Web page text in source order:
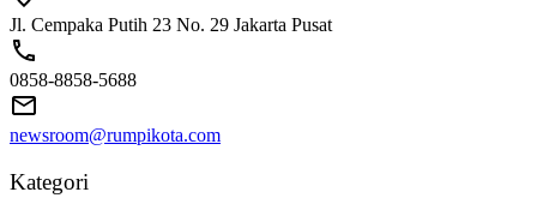
Jl. Cempaka Putih 23 No. 29 Jakarta Pusat
0858-8858-5688
newsroom@rumpikota.com
Kategori